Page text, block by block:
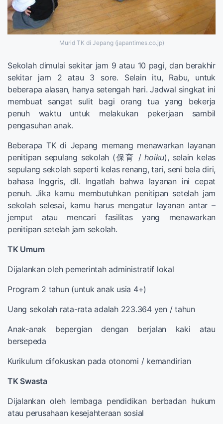
Murid TK di Jepang (japantimes.co.jp)
Sekolah dimulai sekitar jam 9 atau 10 pagi, dan berakhir
sekitar jam 2 atau 3 sore. Selain itu, Rabu, untuk
beberapa alasan, hanya setengah hari. Jadwal singkat ini
membuat sangat sulit bagi orang tua yang bekerja
penuh waktu untuk melakukan pekerjaan sambil
pengasuhan anak.
Beberapa TK di Jepang memang menawarkan layanan
penitipan sepulang sekolah (保育 /hoiku), selain kelas
sepulang sekolah seperti kelas renang, tari, seni bela diri,
bahasa Inggris, dll. Ingatlah bahwa layanan ini cepat
penuh. Jika kamu membutuhkan penitipan setelah jam
sekolah selesai, kamu harus mengatur layanan antar –
jemput atau mencari fasilitas yang menawarkan
penitipan setelah jam sekolah.
TK Umum
Dijalankan oleh pemerintah administratif lokal
Program 2 tahun (untuk anak usia 4+)
Uang sekolah rata-rata adalah 223.364 yen / tahun
Anak-anak bepergian dengan berjalan kaki atau
bersepeda
Kurikulum difokuskan pada otonomi / kemandirian
TK Swasta
Dijalankan oleh lembaga pendidikan berbadan hukum
atau perusahaan kesejahteraan sosial